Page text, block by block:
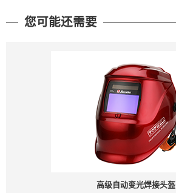
您可能还需要
高级自动变光焊接头盔